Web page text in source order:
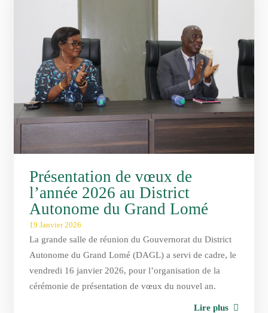
Présentation de vœux de
l’année 2026 au District
Autonome du Grand Lomé
19 Janvier 2026
La grande salle de réunion du Gouvernorat du District
Autonome du Grand Lomé (DAGL) a servi de cadre, le
vendredi 16 janvier 2026, pour l’organisation de la
cérémonie de présentation de vœux du nouvel an.
Lire plus